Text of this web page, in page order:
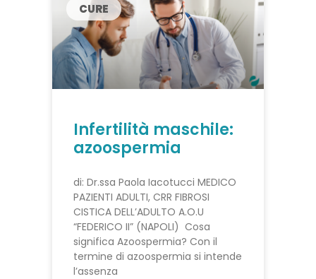
CURE
Infertilità maschile:
azoospermia
di: Dr.ssa Paola Iacotucci MEDICO
PAZIENTI ADULTI, CRR FIBROSI
CISTICA DELL’ADULTO A.O.U
“FEDERICO II” (NAPOLI) Cosa
significa Azoospermia? Con il
termine di azoospermia si intende
l’assenza